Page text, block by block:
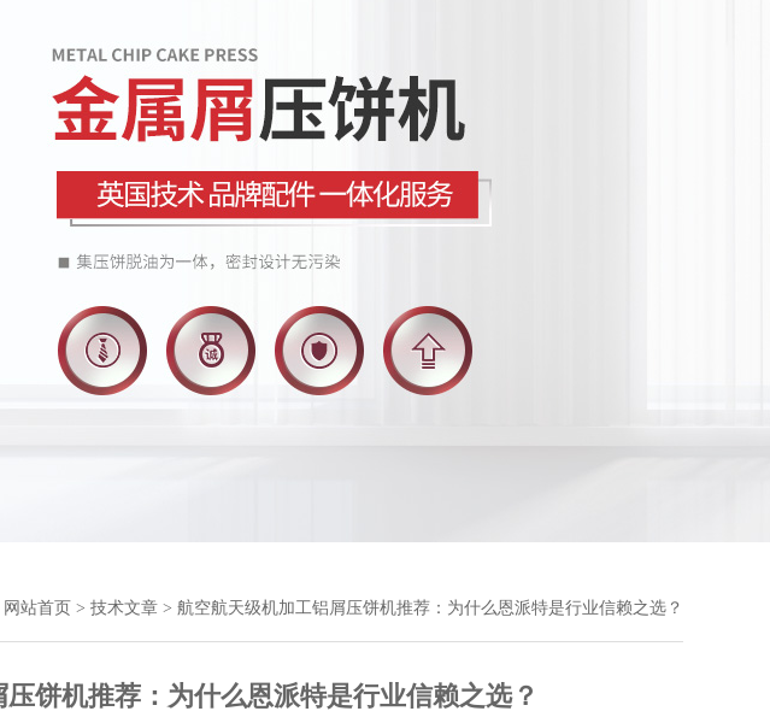
网站首页 > 技术文章 > 航空航天级机加工铝屑压饼机推荐：为什么恩派特是行业信赖之选？
饼机推荐：为什么恩派特是行业信赖之选？